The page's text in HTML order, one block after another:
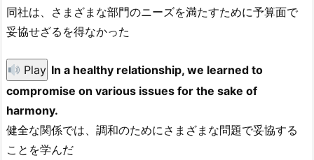
同社は、さまざまな部門のニーズを満たすために予算面で
妥協せざるを得なかった
Play In a healthy relationship, we learned to
compromise on various issues for the sake of
harmony.
健全な関係では、調和のためにさまざまな問題で妥協する
ことを学んだ